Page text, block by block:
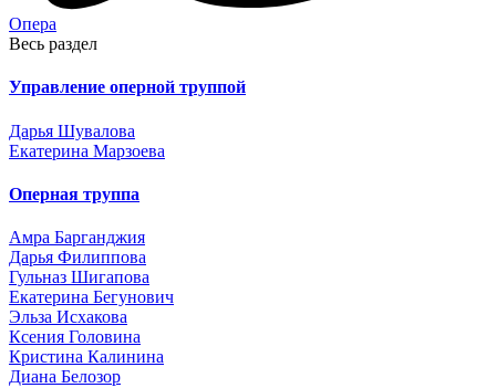
Опера
Весь раздел
Управление оперной труппой
Дарья Шувалова
Екатерина Марзоева
Оперная труппа
Амра Барганджия
Дарья Филиппова
Гульназ Шигапова
Екатерина Бегунович
Эльза Исхакова
Ксения Головина
Кристина Калинина
Диана Белозор